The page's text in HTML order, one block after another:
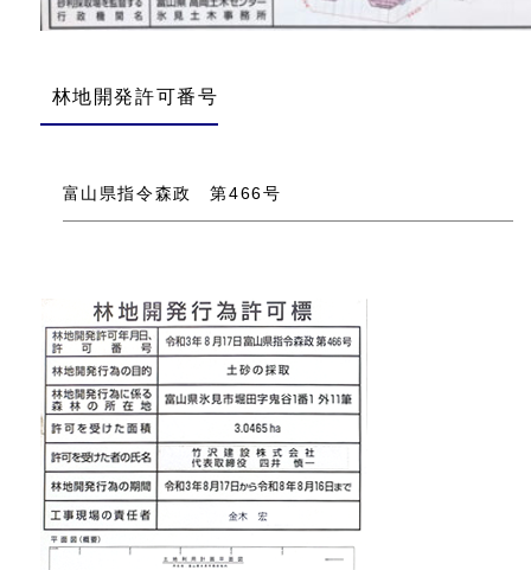
林地開発許可番号
富山県指令森政 第466号